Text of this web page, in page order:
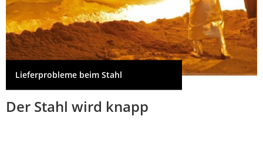
Lieferprobleme beim Stahl
Der Stahl wird knapp